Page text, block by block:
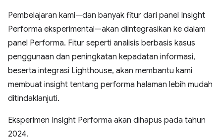
Pembelajaran kami—dan banyak fitur dari panel Insight
Performa eksperimental—akan diintegrasikan ke dalam
panel Performa. Fitur seperti analisis berbasis kasus
penggunaan dan peningkatan kepadatan informasi,
beserta integrasi Lighthouse, akan membantu kami
membuat insight tentang performa halaman lebih mudah
ditindaklanjuti.
Eksperimen Insight Performa akan dihapus pada tahun
2024.